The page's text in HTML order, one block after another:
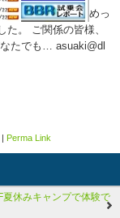
めっ
。 ご関係の皆様、
たでも… asuaki@dl
| Perma Link
休みキャンプで体験で